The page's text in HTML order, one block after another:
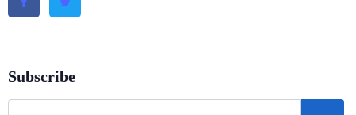
Subscribe